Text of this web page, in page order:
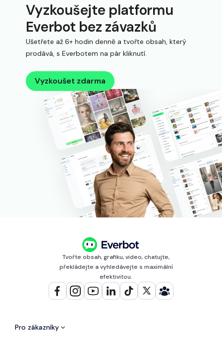
Vyzkoušejte platformu
Everbot bez závazků
Ušetřete až 6+ hodin denně a tvořte obsah, který
prodává, s Everbotem na pár kliknutí.
Vyzkoušet zdarma
Tvořte obsah, grafiku, video, chatujte,
překládejte a vyhledávejte s maximální
efektivitou.
Pro zákazníky